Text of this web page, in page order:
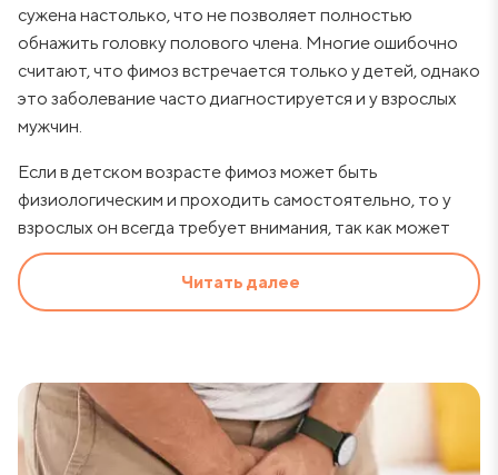
сужена настолько, что не позволяет полностью
обнажить головку полового члена. Многие ошибочно
считают, что фимоз встречается только у детей, однако
это заболевание часто диагностируется и у взрослых
мужчин.
Если в детском возрасте фимоз может быть
физиологическим и проходить самостоятельно, то у
взрослых он всегда требует внимания, так как может
вызывать серьезные осложнения: воспаление,
затрудненное мочеиспускание, повысить риск
инфекций мочеполовой системы (простатит,
члена.
Причины возникновения фимоза
Читать далее